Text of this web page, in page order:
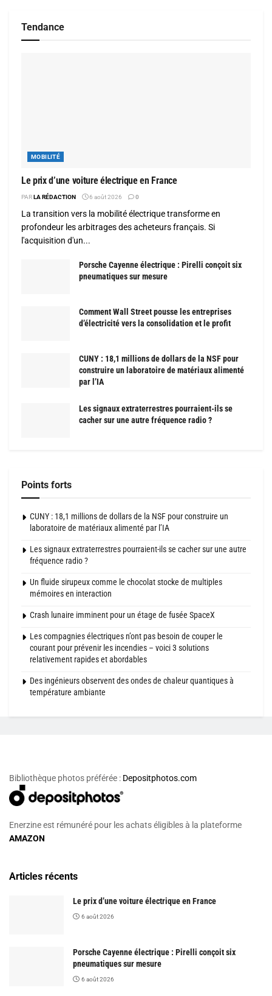
Tendance
MOBILITÉ
Le prix d’une voiture électrique en France
PARLA RÉDACTION 6 août 2026 0
La transition vers la mobilité électrique transforme en
profondeur les arbitrages des acheteurs français. Si
l'acquisition d'un...
Porsche Cayenne électrique : Pirelli conçoit six
pneumatiques sur mesure
Comment Wall Street pousse les entreprises
d’électricité vers la consolidation et le profit
CUNY : 18,1 millions de dollars de la NSF pour
construire un laboratoire de matériaux alimenté
par l’IA
Les signaux extraterrestres pourraient-ils se
cacher sur une autre fréquence radio ?
Points forts
CUNY : 18,1 millions de dollars de la NSF pour construire un
laboratoire de matériaux alimenté par l’IA
Les signaux extraterrestres pourraient-ils se cacher sur une autre
fréquence radio ?
Un fluide sirupeux comme le chocolat stocke de multiples
mémoires en interaction
Crash lunaire imminent pour un étage de fusée SpaceX
Les compagnies électriques n’ont pas besoin de couper le
courant pour prévenir les incendies – voici 3 solutions
relativement rapides et abordables
Des ingénieurs observent des ondes de chaleur quantiques à
température ambiante
Bibliothèque photos préférée : Depositphotos.com
Enerzine est rémunéré pour les achats éligibles à la plateforme
AMAZON
Articles récents
Le prix d’une voiture électrique en France
6 août 2026
Porsche Cayenne électrique : Pirelli conçoit six
pneumatiques sur mesure
6 août 2026